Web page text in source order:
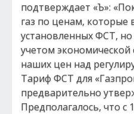
подтверждает «Ъ»:
газ по ценам,
установленных ФСТ,
учетом
наших цен над
Тариф ФСТ для
предварительно
Предполагалось, что